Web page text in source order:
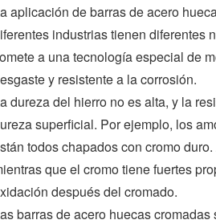
aplicación de barras de acero
industrias tienen diferentes
a una tecnología especial de
y resistente a la corrosión.
dureza del hierro no es alta, y la
superficial. Por ejemplo, los
todos chapados con cromo
que el cromo tiene fuertes
después del cromado.
barras de acero huecas